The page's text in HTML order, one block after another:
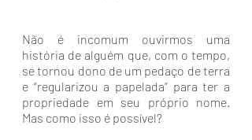
Não é incomum ouvirmos uma
história de alguém que, com o tempo,
se tornou dono de um pedaço de terra
e “regularizou a papelada” para ter a
propriedade em seu próprio nome.
Mas como isso é possível?